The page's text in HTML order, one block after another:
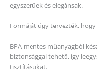
egyszerűek és elegánsak.
Formáját úgy tervezték,
BPA-mentes műanyagból
biztonsággal tehető, így
tisztításukat.